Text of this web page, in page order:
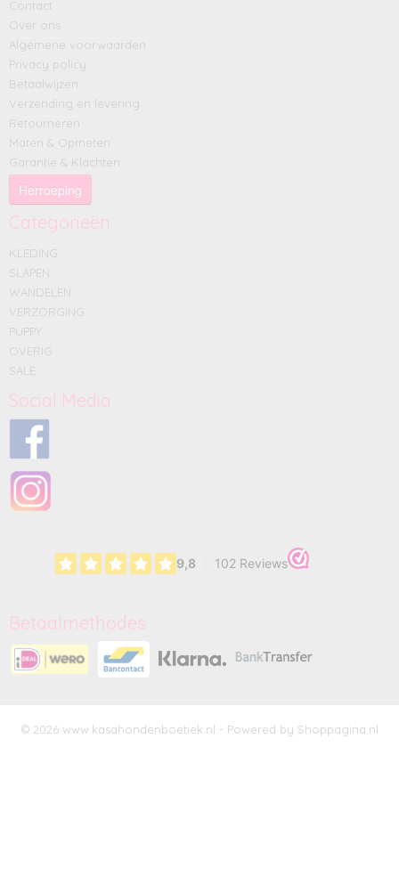
Contact
Over ons
Algemene voorwaarden
Privacy policy
Betaalwijzen
Verzending en levering
Retourneren
Maten & Opmeten
Garantie & Klachten
Herroeping
Categorieën
KLEDING
SLAPEN
WANDELEN
VERZORGING
PUPPY
OVERIG
SALE
Social Media
Betaalmethodes
© 2026 www.kasahondenboetiek.nl - Powered by Shoppagina.nl